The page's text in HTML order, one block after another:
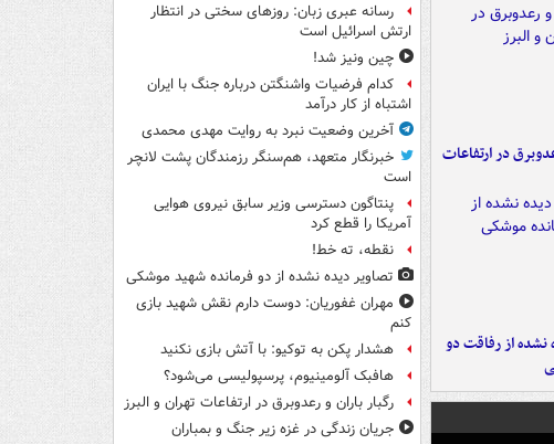
در ارتفاعات
از رفاقت دو
رسانه عبری زبان: روزهای سختی در انتظار
ارتش اسرائیل است
چین ونیز شد!
کدام فرضیات واشنگتن درباره جنگ با ایران
اشتباه از کار درآمد
آخرین وضعیت نبرد به روایت مهدی محمدی
خبرنگار متعهد، هم‌سنگر رزمندگان پشت لانچر
است
پنتاگون دسترسی وزیر سابق نیروی هوایی
آمریکا را قطع کرد
نقطه، ته خط!
تصاویر دیده‌ نشده از دو فرمانده شهید موشکی
مهران غفوریان: دوست دارم نقش شهید بازی
کنم
هشدار پکن به توکیو: با آتش بازی نکنید
هافبک آلومینیوم، پرسپولیسی می‌شود؟
رگبار باران و رعدوبرق در ارتفاعات تهران و البرز
جریان زندگی در غزه زیر جنگ و بمباران